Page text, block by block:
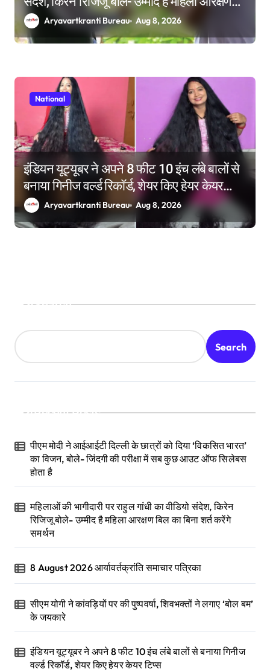
बिल का बिना शर्त करेंगे समर्थन
Aryavartkranti Bureau Aug 8, 2026
National
इंडियन यूट्यूबर ने अपने 8 फीट 10 इंच लंबे बालों से
बनाया गिनीज वर्ल्ड रिकॉर्ड, शेयर किए हेयर केयर
टिप्सAryavartkranti Bureau Aug 8, 2026
Search
Search
Recent Posts
पीएम मोदी ने आईआईटी दिल्ली के छात्रों को दिया ‘विकसित भारत’
का विजन, बोले- जिंदगी की परीक्षा में सब कुछ आउट ऑफ सिलेबस
होता है
महिलाओं की भागीदारी पर राहुल गांधी का वीडियो संदेश, किरेन
रिजिजू बोले- उम्मीद है महिला आरक्षण बिल का बिना शर्त करेंगे
समर्थन
8 August 2026 आर्यावर्तक्रांति समाचार पत्रिका
सीएम योगी ने कांवड़ियों पर की पुष्पवर्षा, शिवभक्तों ने लगाए ‘बोल बम’
के जयकारे
इंडियन यूट्यूबर ने अपने 8 फीट 10 इंच लंबे बालों से बनाया गिनीज
वर्ल्ड रिकॉर्ड, शेयर किए हेयर केयर टिप्स